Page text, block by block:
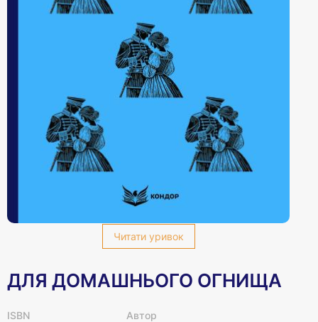
Читати уривок
ДЛЯ ДОМАШНЬОГО ОГНИЩА
ISBN Автор